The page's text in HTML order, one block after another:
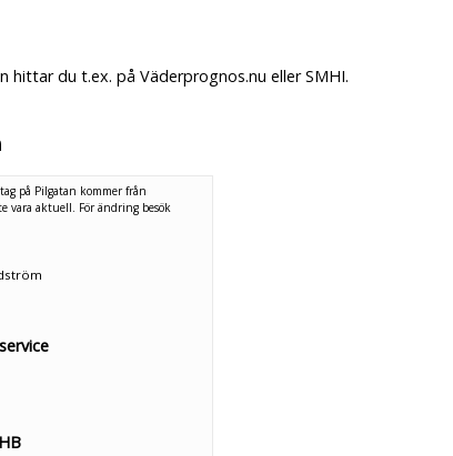
hittar du t.ex. på Väderprognos.nu eller SMHI.
på Pilgatan kommer från
vara aktuell. För ändring besök